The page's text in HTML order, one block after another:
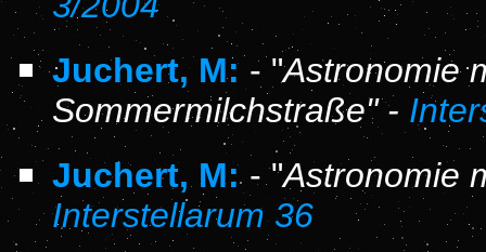
Juchert, M: - "Astronomie
Sommermilchstraße" -
Juchert, M:- "Astronomie
Interstellarum 36